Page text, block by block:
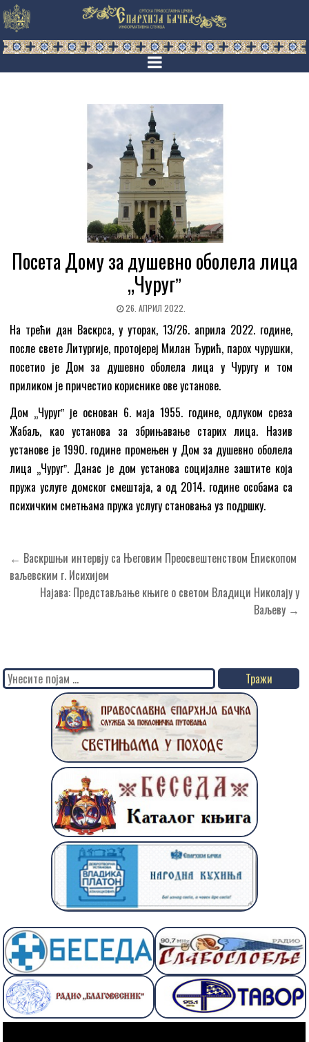
Посета Дому за душевно оболела лица
„Чуругˮ
26. АПРИЛ 2022.
На трећи дан Васкрса, у уторак, 13/26. априла 2022. године,
после свете Литургије, протојереј Милан Ђурић, парох чурушки,
посетио је Дом за душевно оболела лица у Чуругу и том
приликом је причестио кориснике ове установе.
Дом „Чуругˮ је основан 6. маја 1955. године, одлуком среза
Жабаљ, као установа за збрињавање старих лица. Назив
установе је 1990. године промењен у Дом за душевно оболела
лица „Чуругˮ. Данас је дом установа социјалне заштите која
пружа услуге домског смештаја, а од 2014. године особама са
психичким сметњама пружа услугу становања уз подршку.
Кретање
чланка
← Васкршњи интервју са Његовим Преосвештенством Епископом
ваљевским г. Исихијем
Најава: Представљање књиге о светом Владици Николају у
Ваљеву →
Search
for: